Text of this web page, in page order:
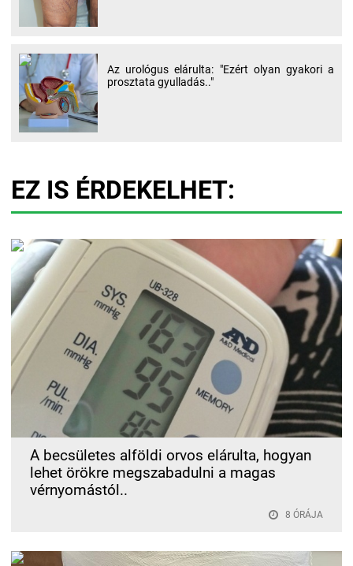
Az urológus elárulta: "Ezért olyan gyakori a
prosztata gyulladás.."
EZ IS ÉRDEKELHET:
A becsületes alföldi orvos elárulta, hogyan
lehet örökre megszabadulni a magas
vérnyomástól..
8 ÓRÁJA